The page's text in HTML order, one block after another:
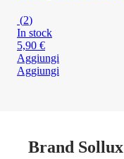
(2)
In stock
5,90 €
Aggiungi
Aggiungi
Brand Sollux